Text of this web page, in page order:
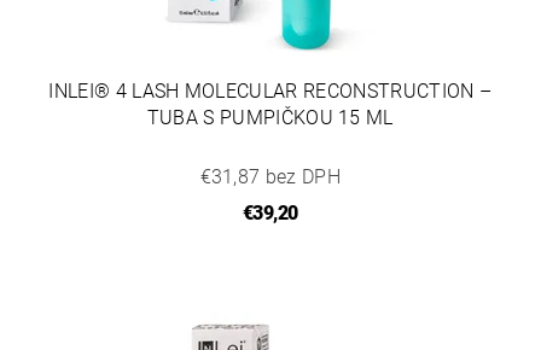
INLEI® 4 LASH MOLECULAR RECONSTRUCTION –
TUBA S PUMPIČKOU 15 ML
€31,87 bez DPH
€39,20